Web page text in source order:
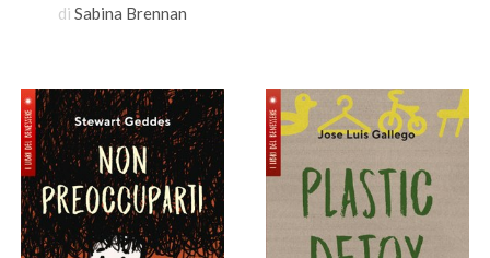
di Sabina Brennan